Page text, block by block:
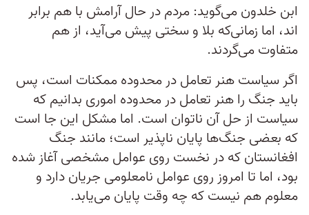
ابن خلدون می‌گوید: مردم در حال آرامش با هم برابر
اند، اما زمانی‌که بلا و سختی پیش می‌آید، از هم
متفاوت می‌گردند.
اگر سیاست هنر تعامل در محدوده ممکنات است، پس
باید جنگ را هنر تعامل در محدوده اموری بدانیم که
سیاست از حل آن ناتوان است. اما مشکل این جا است
که بعضی جنگ‌‌ها پایان ناپذیر است؛ مانند جنگ
افغانستان که در نخست روی عوامل مشخصی آغاز شده
بود، اما تا امروز روی عوامل نامعلومی جریان دارد و
معلوم هم نیست که چه وقت پایان می‌یابد.